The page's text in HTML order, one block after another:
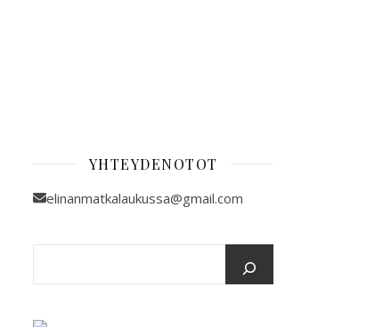
YHTEYDENOTOT
elinanmatkalaukussa@gmail.com